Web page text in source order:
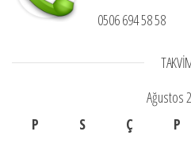
0506 694 58 58
Ağustos
P
S Ç P